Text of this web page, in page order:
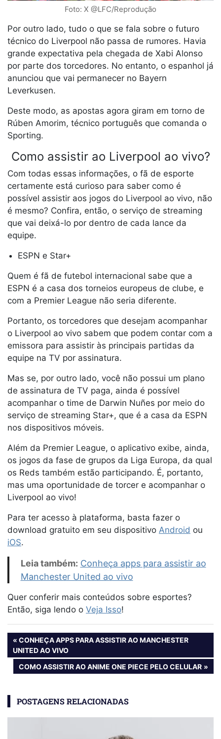
Foto: X @LFC/Reprodução
Por outro lado, tudo o que se fala sobre o futuro
técnico do Liverpool não passa de rumores. Havia
grande expectativa pela chegada de Xabi Alonso
por parte dos torcedores. No entanto, o espanhol já
anunciou que vai permanecer no Bayern
Leverkusen.
Deste modo, as apostas agora giram em torno de
Rúben Amorim, técnico português que comanda o
Sporting.
Como assistir ao Liverpool ao vivo?
Com todas essas informações, o fã de esporte
certamente está curioso para saber como é
possível assistir aos jogos do Liverpool ao vivo, não
é mesmo? Confira, então, o serviço de streaming
que vai deixá-lo por dentro de cada lance da
equipe.
ESPN e Star+
Quem é fã de futebol internacional sabe que a
ESPN é a casa dos torneios europeus de clube, e
com a Premier League não seria diferente.
Portanto, os torcedores que desejam acompanhar
o Liverpool ao vivo sabem que podem contar com a
emissora para assistir às principais partidas da
equipe na TV por assinatura.
Mas se, por outro lado, você não possui um plano
de assinatura de TV paga, ainda é possível
acompanhar o time de Darwin Nuñes por meio do
serviço de streaming Star+, que é a casa da ESPN
nos dispositivos móveis.
Além da Premier League, o aplicativo exibe, ainda,
os jogos da fase de grupos da Liga Europa, da qual
os Reds também estão participando. É, portanto,
mas uma oportunidade de torcer e acompanhar o
Liverpool ao vivo!
Para ter acesso à plataforma, basta fazer o
download gratuito em seu dispositivo Android ou
iOS.
Leia também: Conheça apps para assistir ao
Manchester United ao vivo
Quer conferir mais conteúdos sobre esportes?
Então, siga lendo o Veja Isso!
Navegação
de
Post
PREVIOUS
POST:
CONHEÇA APPS PARA ASSISTIR AO MANCHESTER
UNITED AO VIVO
NEXT
POST:
COMO ASSISTIR AO ANIME ONE PIECE PELO CELULAR
POSTAGENS RELACIONADAS